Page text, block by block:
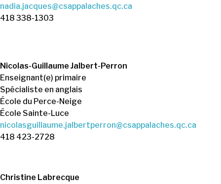
nadia.jacques@csappalaches.qc.ca
418 338-1303
Nicolas-Guillaume Jalbert-Perron
Enseignant(e) primaire
Spécialiste en anglais
École du Perce-Neige
École Sainte-Luce
nicolasguillaume.jalbertperron@csappalaches.qc.ca
418 423-2728
Christine Labrecque